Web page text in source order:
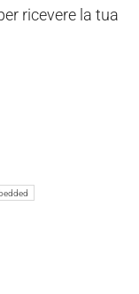
ricevere la tua